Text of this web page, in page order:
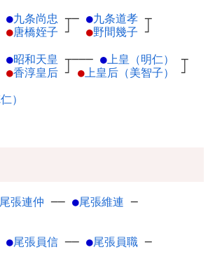
●九条尚忠 ┬
●唐橋姪子 ┘
─ ●九条道孝 ┬
●野間幾子 ┘
●昭和天皇 ┬
●香淳皇后 ┘
─── ● 上皇（明仁）
┬
● 上皇后（美智子） ┘
）
尾張連仲 ── ●尾張維連 ─
●尾張員信 ── ●尾張員職 ─